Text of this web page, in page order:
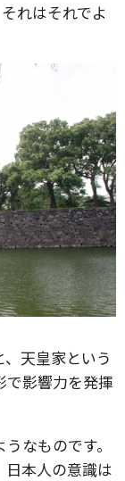
れはそれでよ
天皇家という
で影響力を発揮
なものです。
本人の意識は